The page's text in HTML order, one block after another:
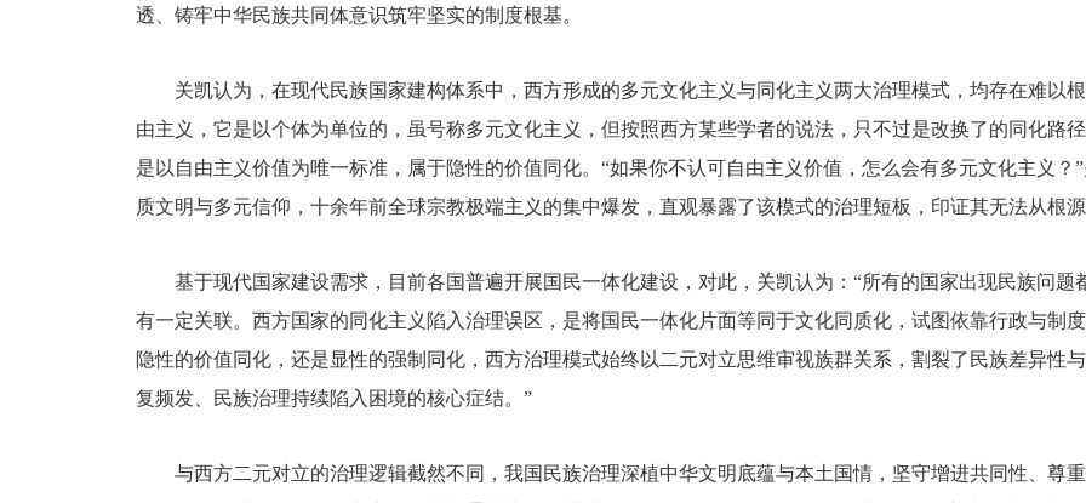
透、铸牢中华民族共同体意识筑牢坚实的制度根基。
关凯认为，在现代民族国家建构体系中，西方形成的多元文化主义与同化主义两大治理模式，均存在难以
由主义，它是以个体为单位的，虽号称多元文化主义，但按照西方某些学者的说法，只不过是改换了的同化路
是以自由主义价值为唯一标准，属于隐性的价值同化。“如果你不认可自由主义价值，怎么会有多元文化主义
质文明与多元信仰，十余年前全球宗教极端主义的集中爆发，直观暴露了该模式的治理短板，印证其无法从根
基于现代国家建设需求，目前各国普遍开展国民一体化建设，对此，关凯认为：“所有的国家出现民族问
有一定关联。西方国家的同化主义陷入治理误区，是将国民一体化片面等同于文化同质化，试图依靠行政与制
隐性的价值同化，还是显性的强制同化，西方治理模式始终以二元对立思维审视族群关系，割裂了民族差异性
复频发、民族治理持续陷入困境的核心症结。”
与西方二元对立的治理逻辑截然不同，我国民族治理深植中华文明底蕴与本土国情，坚守增进共同性、尊